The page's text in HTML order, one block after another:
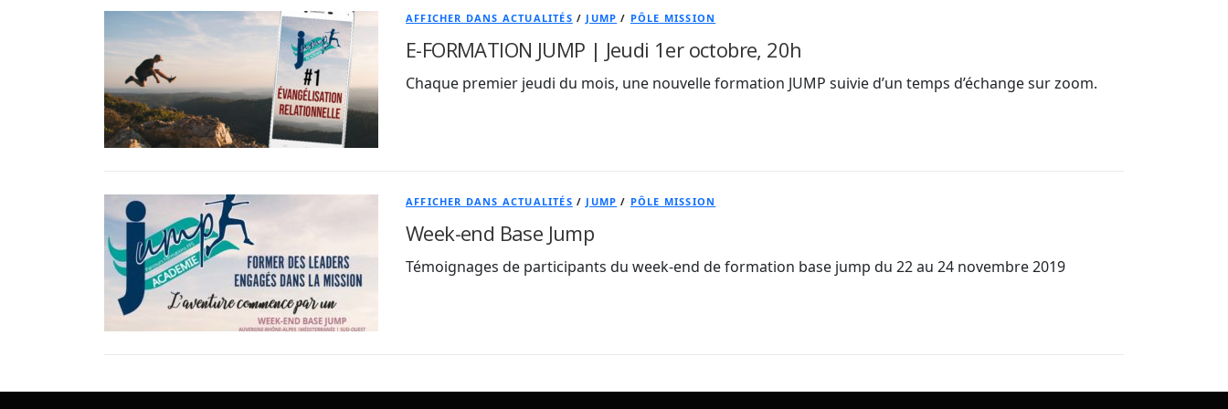
AFFICHER DANS ACTUALITÉS / JUMP / PÔLE MISSION
E-FORMATION JUMP | Jeudi 1er octobre, 20h
Chaque premier jeudi du mois, une nouvelle formation JUMP suivie d’un temps d’échange sur zoom.
AFFICHER DANS ACTUALITÉS / JUMP / PÔLE MISSION
Week-end Base Jump
Témoignages de participants du week-end de formation base jump du 22 au 24 novembre 2019